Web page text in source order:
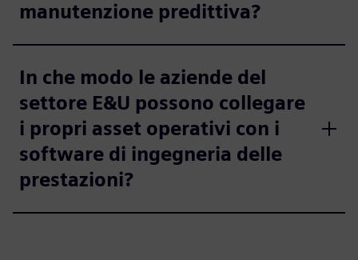
manutenzione predittiva?
In che modo le aziende del
settore E&U possono collegare
i propri asset operativi con i
software di ingegneria delle
prestazioni?